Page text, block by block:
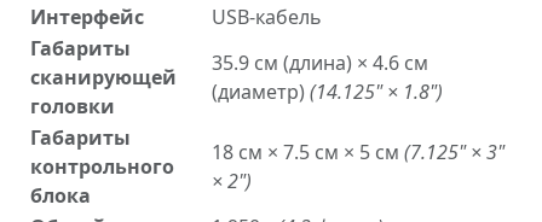
Интерфейс
USB-кабель
Габариты
сканирующей
головки
35.9 см (длина) × 4.6 см
(диаметр) (14.125" × 1.8")
Габариты
контрольного
блока
18 см × 7.5 см × 5 см (7.125" × 3"
× 2")